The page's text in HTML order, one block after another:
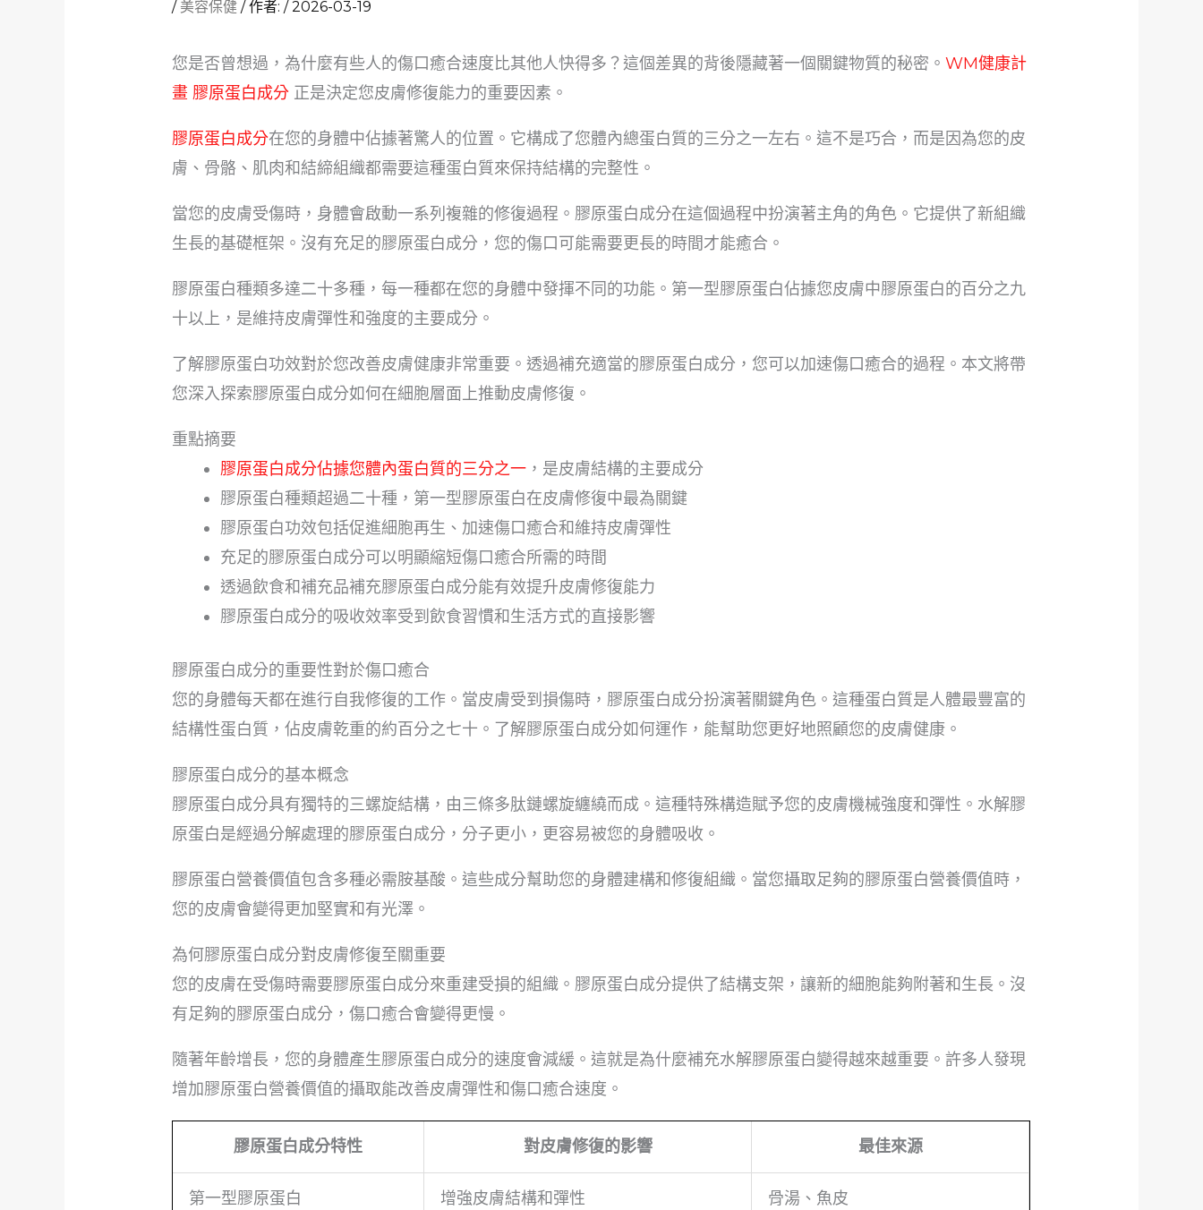
/ 美容保健 / 作者:/2026-03-19
您是否曾想過，為什麼有些人的傷口癒合速度比其他人快得多？這個差異的背後隱藏著一個關鍵物質的秘密。WM健康計
畫 膠原蛋白成分 正是決定您皮膚修復能力的重要因素。
膠原蛋白成分在您的身體中佔據著驚人的位置。它構成了您體內總蛋白質的三分之一左右。這不是巧合，而是因為您的皮
膚、骨骼、肌肉和結締組織都需要這種蛋白質來保持結構的完整性。
當您的皮膚受傷時，身體會啟動一系列複雜的修復過程。膠原蛋白成分在這個過程中扮演著主角的角色。它提供了新組織
生長的基礎框架。沒有充足的膠原蛋白成分，您的傷口可能需要更長的時間才能癒合。
膠原蛋白種類多達二十多種，每一種都在您的身體中發揮不同的功能。第一型膠原蛋白佔據您皮膚中膠原蛋白的百分之九
十以上，是維持皮膚彈性和強度的主要成分。
了解膠原蛋白功效對於您改善皮膚健康非常重要。透過補充適當的膠原蛋白成分，您可以加速傷口癒合的過程。本文將帶
您深入探索膠原蛋白成分如何在細胞層面上推動皮膚修復。
重點摘要
膠原蛋白成分佔據您體內蛋白質的三分之一 ，是皮膚結構的主要成分
膠原蛋白種類超過二十種，第一型膠原蛋白在皮膚修復中最為關鍵
膠原蛋白功效包括促進細胞再生、加速傷口癒合和維持皮膚彈性
充足的膠原蛋白成分可以明顯縮短傷口癒合所需的時間
透過飲食和補充品補充膠原蛋白成分能有效提升皮膚修復能力
膠原蛋白成分的吸收效率受到飲食習慣和生活方式的直接影響
膠原蛋白成分的重要性對於傷口癒合
您的身體每天都在進行自我修復的工作。當皮膚受到損傷時，膠原蛋白成分扮演著關鍵角色。這種蛋白質是人體最豐富的
結構性蛋白質，佔皮膚乾重的約百分之七十。了解膠原蛋白成分如何運作，能幫助您更好地照顧您的皮膚健康。
膠原蛋白成分的基本概念
膠原蛋白成分具有獨特的三螺旋結構，由三條多肽鏈螺旋纏繞而成。這種特殊構造賦予您的皮膚機械強度和彈性。水解膠
原蛋白是經過分解處理的膠原蛋白成分，分子更小，更容易被您的身體吸收。
膠原蛋白營養價值包含多種必需胺基酸。這些成分幫助您的身體建構和修復組織。當您攝取足夠的膠原蛋白營養價值時，
您的皮膚會變得更加堅實和有光澤。
為何膠原蛋白成分對皮膚修復至關重要
您的皮膚在受傷時需要膠原蛋白成分來重建受損的組織。膠原蛋白成分提供了結構支架，讓新的細胞能夠附著和生長。沒
有足夠的膠原蛋白成分，傷口癒合會變得更慢。
隨著年齡增長，您的身體產生膠原蛋白成分的速度會減緩。這就是為什麼補充水解膠原蛋白變得越來越重要。許多人發現
增加膠原蛋白營養價值的攝取能改善皮膚彈性和傷口癒合速度。
膠原蛋白成分特性 對皮膚修復的影響 最佳來源
第一型膠原蛋白 增強皮膚結構和彈性 骨湯、魚皮